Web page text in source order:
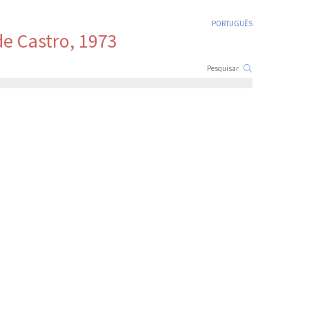
PORTUGUÊS
Castro, 1973